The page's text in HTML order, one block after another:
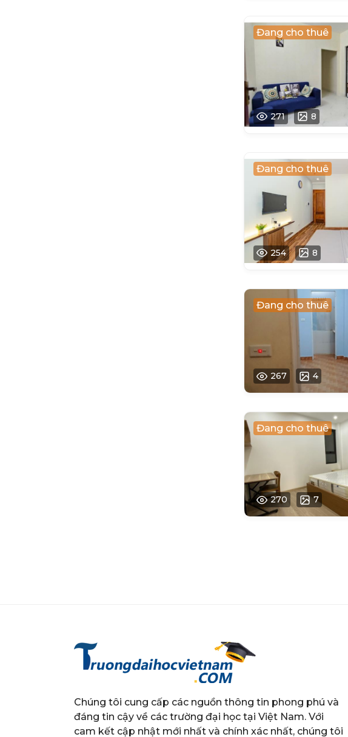
271 8
Đang cho thuê
254 8
Đang cho thuê
267 4
Đang cho thuê
270 7
Đang cho thuê
Chúng tôi cung cấp các nguồn thông tin phong phú và
đáng tin cậy về các trường đại học tại Việt Nam. Với
cam kết cập nhật mới nhất và chính xác nhất, chúng tôi